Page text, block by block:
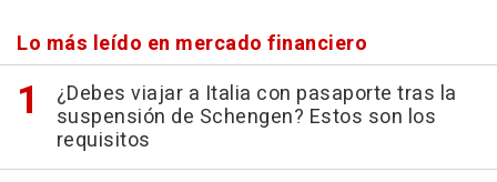
Lo más leído en mercado financiero
¿Debes viajar a Italia con pasaporte tras la
suspensión de Schengen? Estos son los
requisitos